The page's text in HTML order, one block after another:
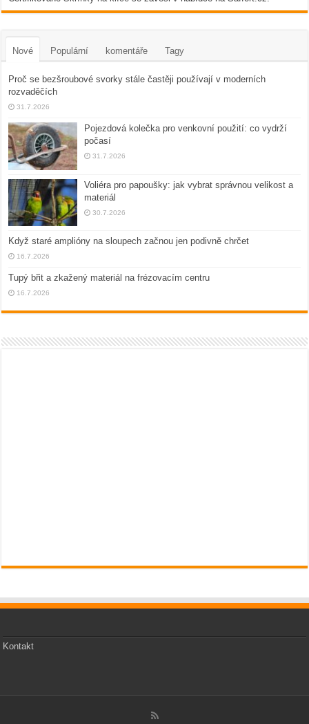
Nové Populární komentáře Tagy
Proč se bezšroubové svorky stále častěji používají v moderních
rozvaděčích
31.7.2026
Pojezdová kolečka pro venkovní použití: co vydrží
počasí
31.7.2026
Voliéra pro papoušky: jak vybrat správnou velikost a
materiál
30.7.2026
Když staré amplióny na sloupech začnou jen podivně chrčet
16.7.2026
Tupý břit a zkažený materiál na frézovacím centru
16.7.2026
Kontakt